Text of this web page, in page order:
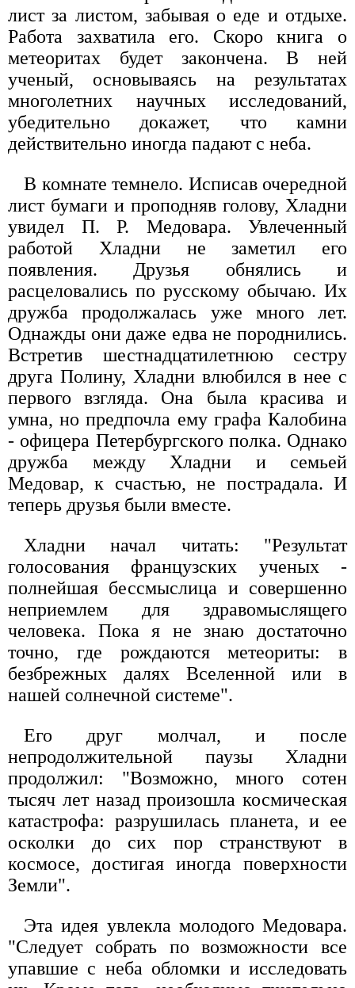
лист за листом, забывая о еде и отдыхе.
Работа захватила его. Скоро книга о
метеоритах будет закончена. В ней
ученый, основываясь на результатах
многолетних научных исследований,
убедительно докажет, что камни
действительно иногда падают с неба.
В комнате темнело. Исписав очередной
лист бумаги и проподняв голову, Хладни
увидел П. Р. Медовара. Увлеченный
работой Хладни не заметил его
появления. Друзья обнялись и
расцеловались по русскому обычаю. Их
дружба продолжалась уже много лет.
Однажды они даже едва не породнились.
Встретив шестнадцатилетнюю сестру
друга Полину, Хладни влюбился в нее с
первого взгляда. Она была красива и
умна, но предпочла ему графа Калобина
- офицера Петербургского полка. Однако
дружба между Хладни и семьей
Медовар, к счастью, не пострадала. И
теперь друзья были вместе.
Хладни начал читать: "Результат
голосования французских ученых -
полнейшая бессмыслица и совершенно
неприемлем для здравомыслящего
человека. Пока я не знаю достаточно
точно, где рождаются метеориты: в
безбрежных далях Вселенной или в
нашей солнечной системе".
Его друг молчал, и после
непродолжительной паузы Хладни
продолжил: "Возможно, много сотен
тысяч лет назад произошла космическая
катастрофа: разрушилась планета, и ее
осколки до сих пор странствуют в
космосе, достигая иногда поверхности
Земли".
Эта идея увлекла молодого Медовара.
"Следует собрать по возможности все
упавшие с неба обломки и исследовать